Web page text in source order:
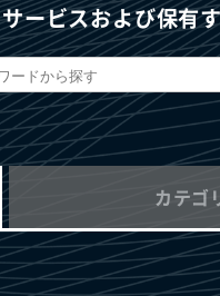
ービスおよび保有
カテゴ